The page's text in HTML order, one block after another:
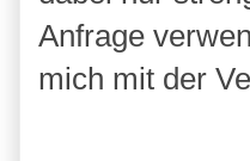
Anfrage
mich mit der